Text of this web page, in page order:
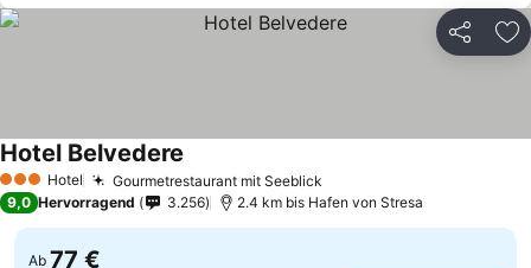
Teilen
3 SterneHotel Gourmetrestaurant mit Seeblick
Hotel Belvedere
9,0 Hervorragend 3.256 2.4 km bis Hafen von Stresa
Ab 77 €